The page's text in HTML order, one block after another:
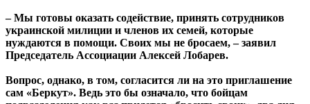
– Мы готовы оказать содействие, принять сотрудников
украинской милиции и членов их семей, которые
нуждаются в помощи. Своих мы не бросаем, – заявил
Председатель Ассоциации Алексей Лобарев.
Вопрос, однако, в том, согласится ли на это приглашение
сам «Беркут». Ведь это бы означало, что бойцам